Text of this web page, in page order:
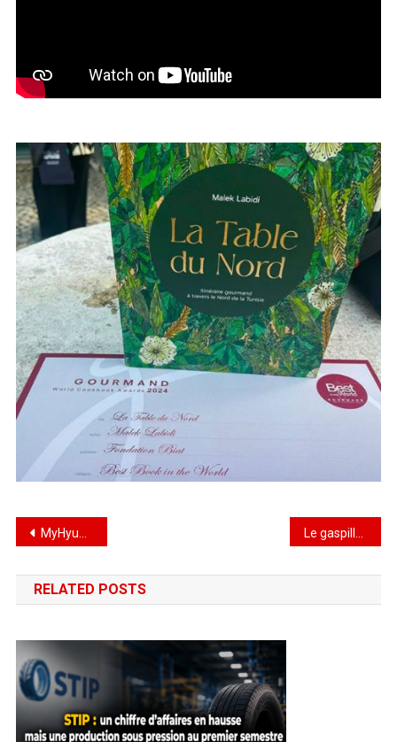
MyHyundaiTunisia : La nouvelle application mobile de Hyundai Tunisie
RELATED POSTS